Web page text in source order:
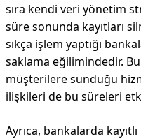
sıra kendi veri yönetim
süre sonunda kayıtları
sıkça işlem yaptığı
saklama eğilimindedir.
müşterilere sunduğu
ilişkileri de bu süreleri
Ayrıca, bankalarda